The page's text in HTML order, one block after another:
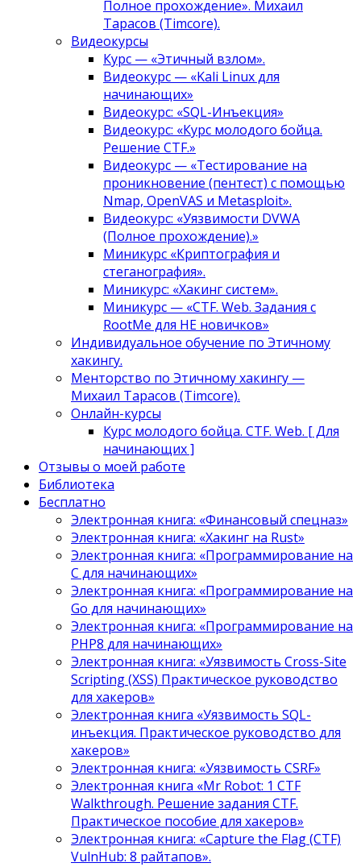
Полное прохождение». Михаил
Тарасов (Timcore).
Видеокурсы
Курс — «Этичный взлом».
Видеокурс — «Kali Linux для
начинающих»
Видеокурс: «SQL-Инъекция»
Видеокурс: «Курс молодого бойца.
Решение CTF.»
Видеокурс — «Тестирование на
проникновение (пентест) с помощью
Nmap, OpenVAS и Metasploit».
Видеокурс: «Уязвимости DVWA
(Полное прохождение).»
Миникурс «Криптография и
стеганография».
Миникурс: «Хакинг систем».
Миникурс — «CTF. Web. Задания с
RootMe для НЕ новичков»
Индивидуальное обучение по Этичному
хакингу.
Менторство по Этичному хакингу —
Михаил Тарасов (Timcore).
Онлайн-курсы
Курс молодого бойца. CTF. Web. [ Для
начинающих ]
Отзывы о моей работе
Библиотека
Бесплатно
Электронная книга: «Финансовый спецназ»
Электронная книга: «Хакинг на Rust»
Электронная книга: «Программирование на
C для начинающих»
Электронная книга: «Программирование на
Go для начинающих»
Электронная книга: «Программирование на
PHP8 для начинающих»
Электронная книга: «Уязвимость Cross-Site
Scripting (XSS) Практическое руководство
для хакеров»
Электронная книга «Уязвимость SQL-
инъекция. Практическое руководство для
хакеров»
Электронная книга: «Уязвимость CSRF»
Электронная книга «Mr Robot: 1 CTF
Walkthrough. Решение задания CTF.
Практическое пособие для хакеров»
Электронная книга: «Capture the Flag (CTF)
VulnHub: 8 райтапов».